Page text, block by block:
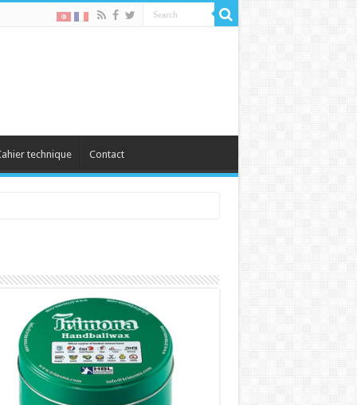
technique Contact